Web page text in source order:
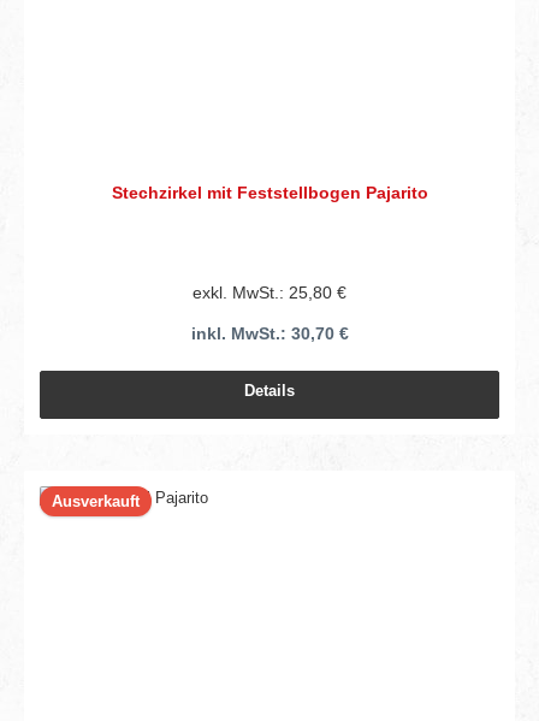
Stechzirkel mit Feststellbogen Pajarito
exkl. MwSt.: 25,80 €
inkl. MwSt.: 30,70 €
Details
Ausverkauft